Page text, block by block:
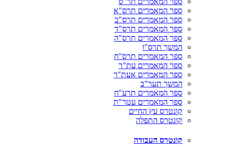
ספר המאמרים תרס"א
ספר המאמרים תרס"ב
ספר המאמרים תרס"ד
ספר המאמרים תרס"ה
המשך תרס"ו
ספר המאמרים תרס"ח
ספר המאמרים עת"ר
ספר המאמרים אעת"ר
המשך תער"ב
ספר המאמרים תרע"ח
ספר המאמרים עטר"ת
קונטרס עץ החיים
קונטרס התפלה
קונטרס העבודה